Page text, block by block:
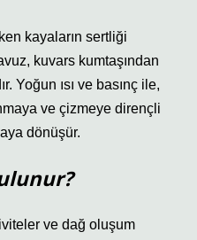
kayaların sertliği
kuvars kumtaşından
Yoğun ısı ve basınç ile,
ve çizmeye dirençli
dönüşür.
ve dağ oluşum